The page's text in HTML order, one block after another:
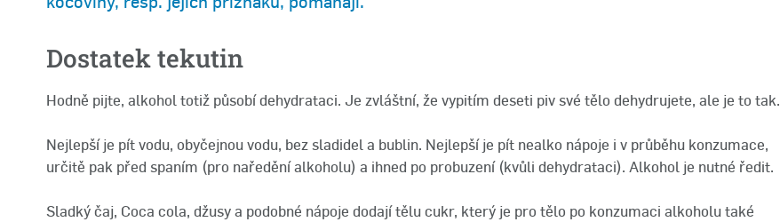
Dostatek tekutin
Hodně pijte, alkohol totiž působí dehydrataci. Je zvláštní, že vypitím deseti piv své tělo dehydrujete, ale je to tak.
Nejlepší je pít vodu, obyčejnou vodu, bez sladidel a bublin. Nejlepší je pít nealko nápoje i v průběhu konzumace,
určitě pak před spaním (pro naředění alkoholu) a ihned po probuzení (kvůli dehydrataci). Alkohol je nutné ředit.
Sladký čaj, Coca cola, džusy a podobné nápoje dodají tělu cukr, který je pro tělo po konzumaci alkoholu také